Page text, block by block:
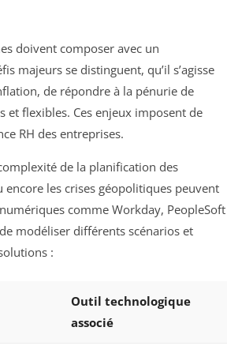
doivent composer avec un
majeurs se distinguent, qu’il s’agisse
de répondre à la pénurie de
et flexibles. Ces enjeux imposent de
RH des entreprises.
de la planification des
les crises géopolitiques peuvent
comme Workday, PeopleSoft
modéliser différents scénarios et
:
Outil technologique
associé